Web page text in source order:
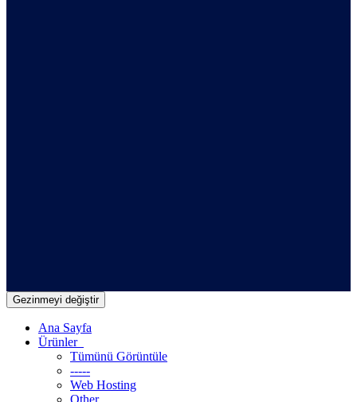
Gezinmeyi değiştir
Ana Sayfa
Ürünler
Tümünü Görüntüle
-----
Web Hosting
Other